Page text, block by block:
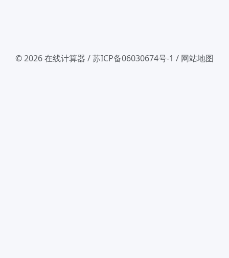
© 2026在线计算器 /苏ICP备06030674号-1 / 网站地图